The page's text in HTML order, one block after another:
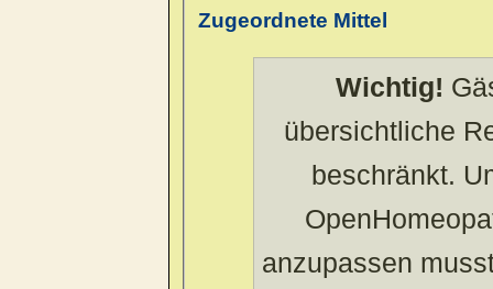
inhalation, during
lower part
lungs
lying down, on
mammae
middle of
motion agg.
mouth, extending
Zugeordnete Mittel
Wichtig!
übersichtliche
beschränkt.
anzupassen